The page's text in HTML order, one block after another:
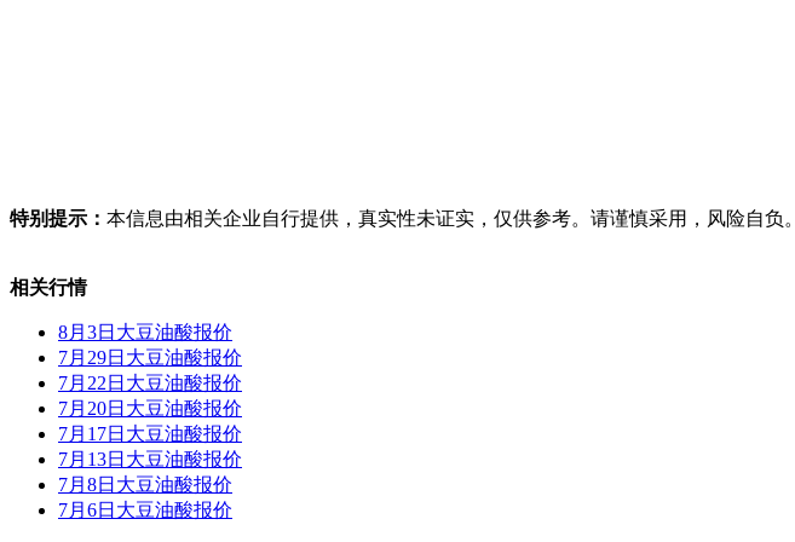
特别提示： 本信息由相关企业自行提供，真实性未证实，仅供参考。请谨慎采用，风险自负。
相关行情
8月3日大豆油酸报价
7月29日大豆油酸报价
7月22日大豆油酸报价
7月20日大豆油酸报价
7月17日大豆油酸报价
7月13日大豆油酸报价
7月8日大豆油酸报价
7月6日大豆油酸报价